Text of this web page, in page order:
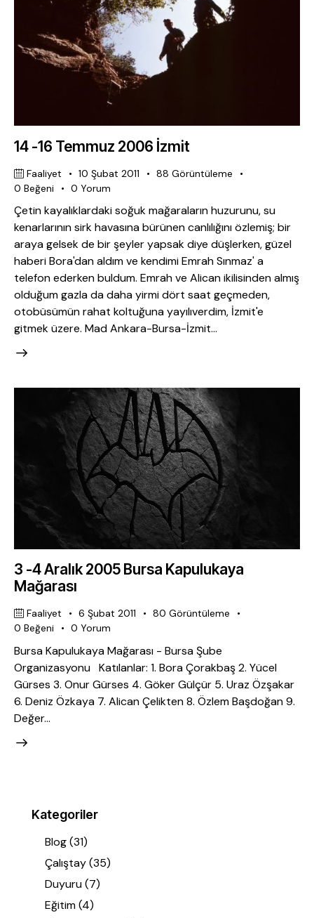
14 -16 Temmuz 2006 İzmit
Faaliyet 10 Şubat 2011 88 Görüntüleme
0 Beğeni 0 Yorum
Çetin kayalıklardaki soğuk mağaraların huzurunu, su
kenarlarının sirk havasına bürünen canlılığını özlemiş; bir
araya gelsek de bir şeyler yapsak diye düşlerken, güzel
haberi Bora'dan aldım ve kendimi Emrah Sınmaz' a
telefon ederken buldum. Emrah ve Alican ikilisinden almış
olduğum gazla da daha yirmi dört saat geçmeden,
otobüsümün rahat koltuğuna yayılıverdim, İzmit'e
gitmek üzere. Mad Ankara-Bursa-İzmit…
3 -4 Aralık 2005 Bursa Kapulukaya
Mağarası
Faaliyet 6 Şubat 2011 80 Görüntüleme
0 Beğeni 0 Yorum
Bursa Kapulukaya Mağarası - Bursa Şube
Organizasyonu Katılanlar: 1. Bora Çorakbaş 2. Yücel
Gürses 3. Onur Gürses 4. Göker Gülçür 5. Uraz Özşakar
6. Deniz Özkaya 7. Alican Çelikten 8. Özlem Başdoğan 9.
Değer…
Kategoriler
Blog(31)
Çalıştay(35)
Duyuru(7)
Eğitim(4)